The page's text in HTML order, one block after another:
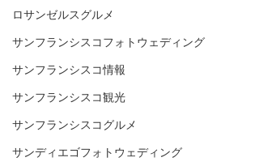
ロサンゼルスグルメ
サンフランシスコフォトウェディング
サンフランシスコ情報
サンフランシスコ観光
サンフランシスコグルメ
サンディエゴフォトウェディング